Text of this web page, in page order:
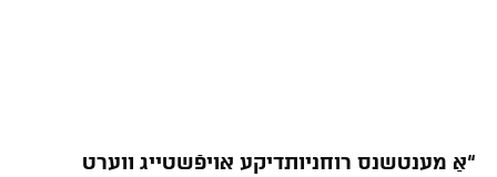
“אַ מענטשנס רוחניותדיקע אויפֿשטייג ווערט